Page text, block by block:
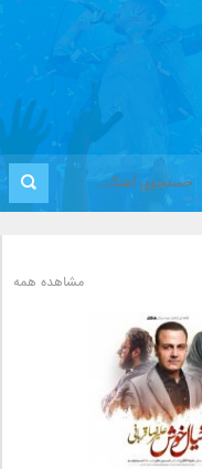
مشاهده همه